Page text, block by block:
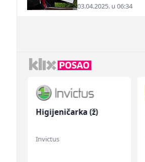
03.04.2025. u 06:34
Higijeničarka (ž)
Invictus